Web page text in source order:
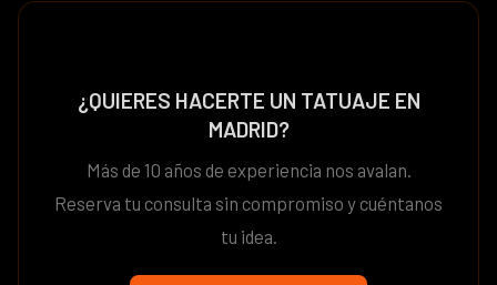
¿QUIERES HACERTE UN TATUAJE EN
MADRID?
Más de 10 años de experiencia nos avalan.
Reserva tu consulta sin compromiso y cuéntanos
tu idea.